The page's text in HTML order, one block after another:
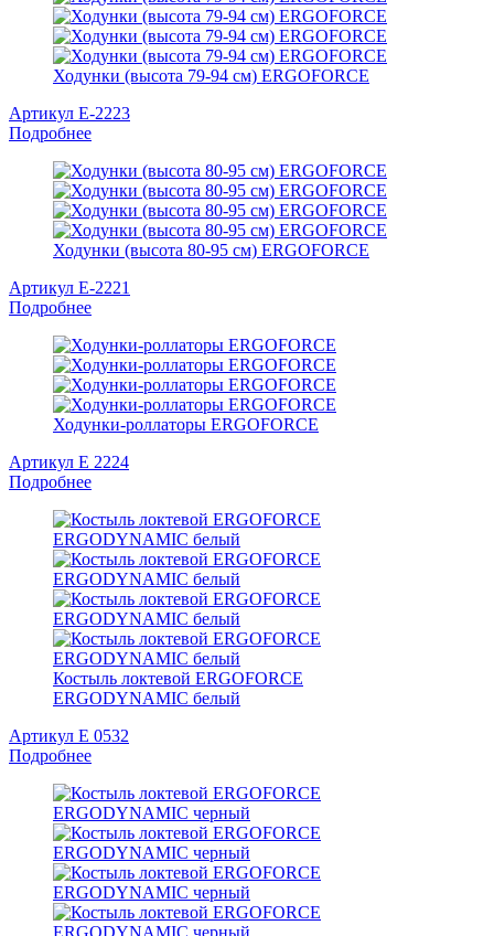
Ходунки (высота 79-94 см) ERGOFORCE
Артикул E-2223
Подробнее
Ходунки (высота 80-95 см) ERGOFORCE
Артикул E-2221
Подробнее
Ходунки-роллаторы ERGOFORCE
Артикул Е 2224
Подробнее
Костыль локтевой ERGOFORCE
ERGODYNAMIC белый
Артикул E 0532
Подробнее